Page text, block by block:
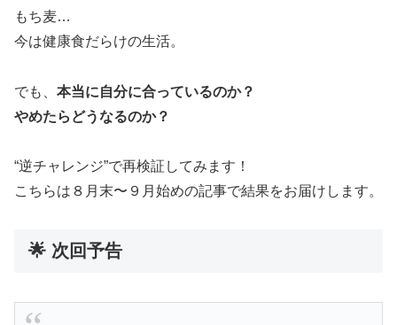
もち麦…
今は健康食だらけの生活。
でも、 本当に自分に合っているのか？
やめたらどうなるのか？
“逆チャレンジ”で再検証してみます！
こちらは８月末〜９月始めの記事で結果をお届けします。
🌟 次回予告